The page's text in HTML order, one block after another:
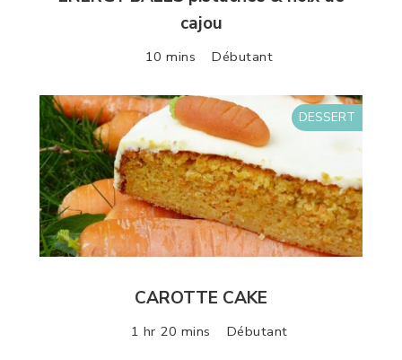
cajou
10 mins Débutant
DESSERT
CAROTTE CAKE
1 hr 20 mins Débutant